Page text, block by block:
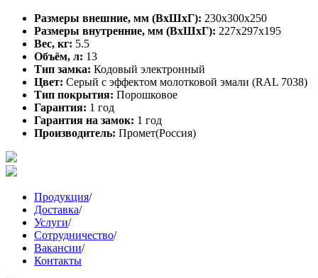
Размеры внешние, мм (ВхШхГ): 230x300x250
Размеры внутренние, мм (ВхШхГ): 227x297x195
Вес, кг: 5.5
Объём, л: 13
Тип замка: Кодовый электронный
Цвет: Серый с эффектом молотковой эмали (RAL 7038)
Тип покрытия: Порошковое
Гарантия: 1 год
Гарантия на замок: 1 год
Производитель: Промет(Россия)
Продукция/
Доставка/
Услуги/
Сотрудничество/
Вакансии/
Контакты